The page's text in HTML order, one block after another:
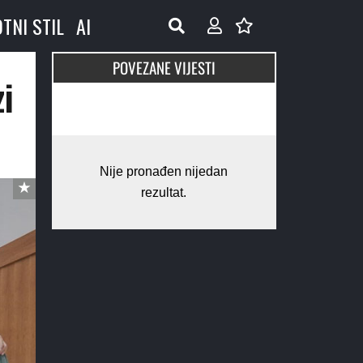
STIL AI
POVEZANE VIJESTI
Nije pronađen nijedan
rezultat.